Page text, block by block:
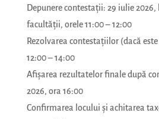
Depunere contestaţii: 29 iulie 2026,
facultăţii, orele 11:00 – 12:00
Rezolvarea contestațiilor (dacă
12:00 – 14:00
Afişarea rezultatelor finale după
2026, ora 16:00
Confirmarea locului și achitarea